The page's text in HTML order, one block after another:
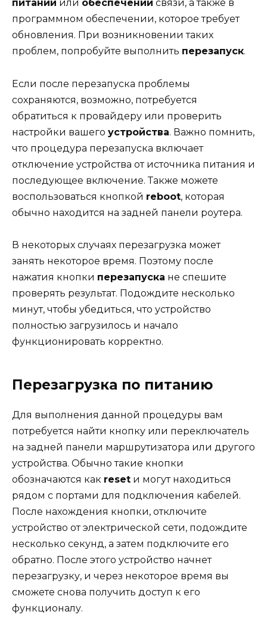
питании или обеспечении связи, а также в
программном обеспечении, которое требует
обновления. При возникновении таких
проблем, попробуйте выполнить перезапуск.
Если после перезапуска проблемы
сохраняются, возможно, потребуется
обратиться к провайдеру или проверить
настройки вашего устройства. Важно помнить,
что процедура перезапуска включает
отключение устройства от источника питания и
последующее включение. Также можете
воспользоваться кнопкой reboot, которая
обычно находится на задней панели роутера.
В некоторых случаях перезагрузка может
занять некоторое время. Поэтому после
нажатия кнопки перезапуска не спешите
проверять результат. Подождите несколько
минут, чтобы убедиться, что устройство
полностью загрузилось и начало
функционировать корректно.
Перезагрузка по питанию
Для выполнения данной процедуры вам
потребуется найти кнопку или переключатель
на задней панели маршрутизатора или другого
устройства. Обычно такие кнопки
обозначаются как reset и могут находиться
рядом с портами для подключения кабелей.
После нахождения кнопки, отключите
устройство от электрической сети, подождите
несколько секунд, а затем подключите его
обратно. После этого устройство начнет
перезагрузку, и через некоторое время вы
сможете снова получить доступ к его
функционалу.